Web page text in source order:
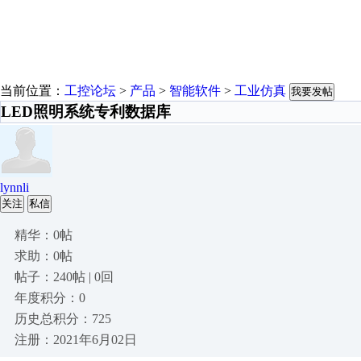
当前位置： 工控论坛 > 产品 > 智能软件 > 工业仿真 我要发帖
LED照明系统专利数据库
lynnli
关注 私信
精华：0帖
求助：0帖
帖子：240帖 | 0回
年度积分：0
历史总积分：725
注册：2021年6月02日